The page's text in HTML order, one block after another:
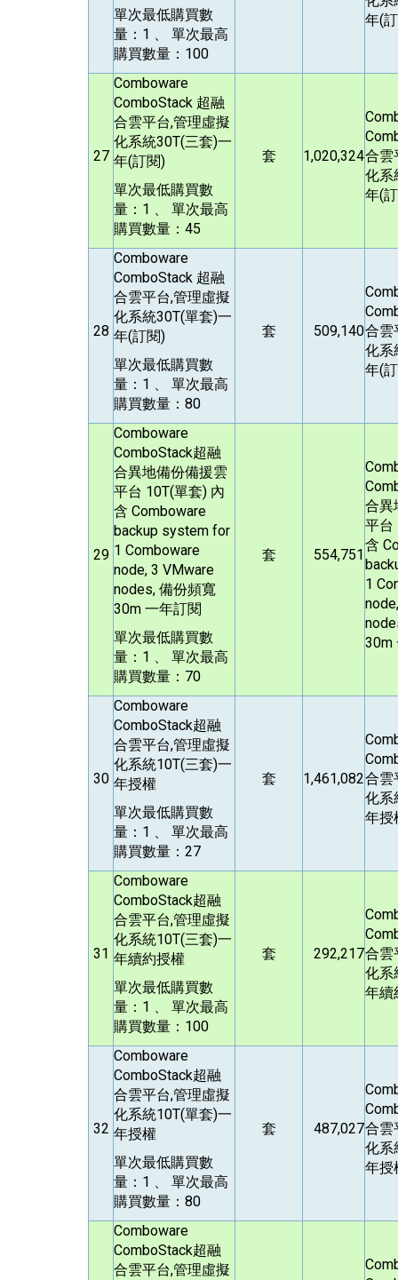
單次最低購買數
量：1 、 單次最高
購買數量：100
年(
27
Comboware
ComboStack 超融
合雲平台,管理虛擬
化系統30T(三套)一
年(訂閱)
單次最低購買數
量：1 、 單次最高
購買數量：45
套 1,020,324合雲
化系
年(
28
Comboware
ComboStack 超融
合雲平台,管理虛擬
化系統30T(單套)一
年(訂閱)
單次最低購買數
量：1 、 單次最高
購買數量：80
套 509,140合雲
化系
年(
29
Comboware
ComboStack超融
合異地備份備援雲
平台 10T(單套) 內
含 Comboware
backup system for
1 Comboware
node, 3 VMware
nodes, 備份頻寬
30m 一年訂閱
單次最低購買數
量：1 、 單次最高
購買數量：70
套 554,751
合異
平台
含
1
30m
30
Comboware
ComboStack超融
合雲平台,管理虛擬
化系統10T(三套)一
年授權
單次最低購買數
量：1 、 單次最高
購買數量：27
套 1,461,082合雲
化系
年授
31
Comboware
ComboStack超融
合雲平台,管理虛擬
化系統10T(三套)一
年續約授權
單次最低購買數
量：1 、 單次最高
購買數量：100
套 292,217合雲
化系
年續
32
Comboware
ComboStack超融
合雲平台,管理虛擬
化系統10T(單套)一
年授權
單次最低購買數
量：1 、 單次最高
購買數量：80
套 487,027合雲
化系
年授
Comboware
ComboStack超融
合雲平台,管理虛擬